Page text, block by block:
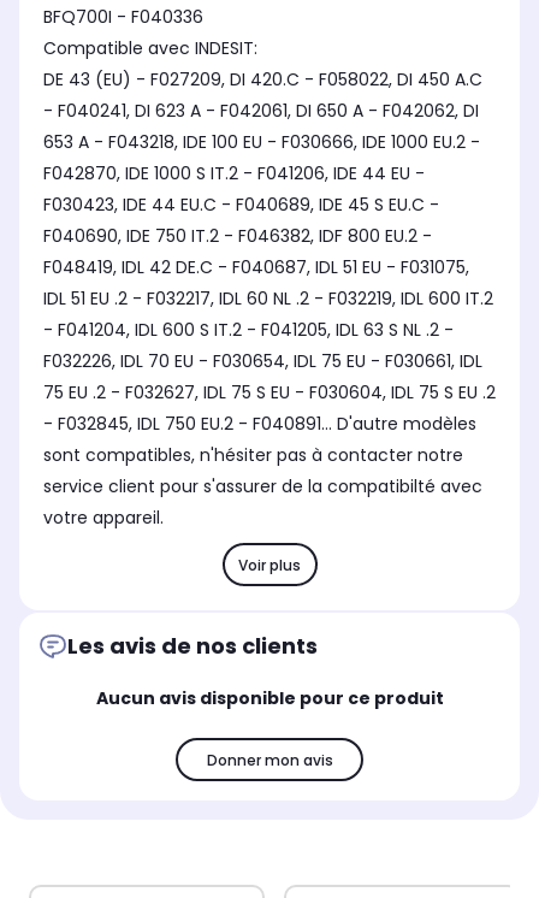
BFQ700I - F040336
Compatible avec INDESIT:
DE 43 (EU) - F027209, DI 420.C - F058022, DI 450 A.C
- F040241, DI 623 A - F042061, DI 650 A - F042062, DI
653 A - F043218, IDE 100 EU - F030666, IDE 1000 EU.2 -
F042870, IDE 1000 S IT.2 - F041206, IDE 44 EU -
F030423, IDE 44 EU.C - F040689, IDE 45 S EU.C -
F040690, IDE 750 IT.2 - F046382, IDF 800 EU.2 -
F048419, IDL 42 DE.C - F040687, IDL 51 EU - F031075,
IDL 51 EU .2 - F032217, IDL 60 NL .2 - F032219, IDL 600 IT.2
- F041204, IDL 600 S IT.2 - F041205, IDL 63 S NL .2 -
F032226, IDL 70 EU - F030654, IDL 75 EU - F030661, IDL
75 EU .2 - F032627, IDL 75 S EU - F030604, IDL 75 S EU .2
- F032845, IDL 750 EU.2 - F040891... D'autre modèles
sont compatibles, n'hésiter pas à contacter notre
service client pour s'assurer de la compatibilté avec
votre appareil.
Voir plus
Les avis de nos clients
Aucun avis disponible pour ce produit
Donner mon avis